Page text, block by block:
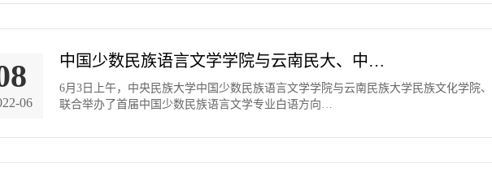
06
中国少数民族语言文学学院与云南民大、中…
​6月3日上午，中央民族大学中国少数民族语言文学学院与云南民族大学民族文化学院
联合举办了首届中国少数民族语言文学专业白语方向…